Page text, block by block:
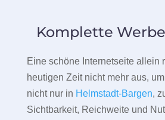
Komplette
Eine schöne Internetseite allein
heutigen Zeit nicht mehr aus,
nicht nur in Helmstadt-Bargen,
Sichtbarkeit, Reichweite und